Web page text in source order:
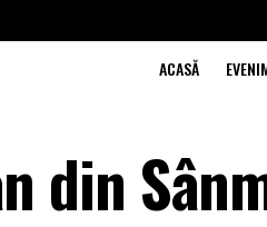
ACASĂ
din